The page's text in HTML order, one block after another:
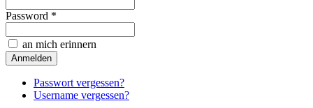
Password *
an mich erinnern
Passwort vergessen?
Username vergessen?